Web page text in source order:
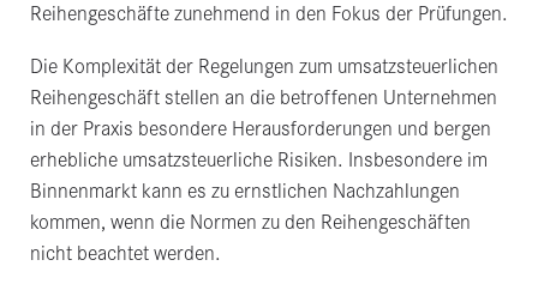
Reihengeschäfte zunehmend in den Fokus der Prüfungen.
Die Komplexität der Regelungen zum umsatzsteuerlichen
Reihengeschäft stellen an die betroffenen Unternehmen
in der Praxis besondere Herausforderungen und bergen
erhebliche umsatzsteuerliche Risiken. Insbesondere im
Binnenmarkt kann es zu ernstlichen Nachzahlungen
kommen, wenn die Normen zu den Reihengeschäften
nicht beachtet werden.